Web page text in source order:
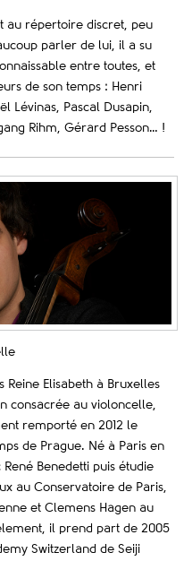
au répertoire discret, peu
parler de lui, il a su
entre toutes, et
de son temps : Henri
Lévinas, Pascal Dusapin,
Rihm, Gérard Pesson… !
Reine Elisabeth à Bruxelles
consacrée au violoncelle,
remporté en 2012 le
de Prague. Né à Paris en
Benedetti puis étudie
au Conservatoire de Paris,
et Clemens Hagen au
il prend part de 2005
Switzerland de Seiji